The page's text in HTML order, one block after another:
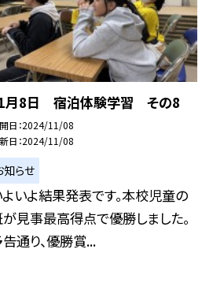
月8日 宿泊体験学習 その8
日 2024/11/08
日 2024/11/08
知らせ
よいよ結果発表です。本校児童の
見事最高得点で優勝しました。
通り、優勝賞...